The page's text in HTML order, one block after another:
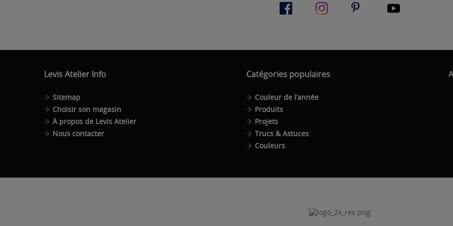
Levis Atelier Info
Sitemap
Choisir son magasin
À propos de Levis Atelier
Nous contacter
Catégories populaires
Couleur de l’année
Produits
Projets
Trucs & Astuces
Couleurs